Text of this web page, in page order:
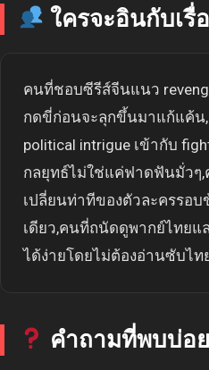
ใครจะอินกับเรื่
คนที่ชอบซีรีส์จีนแนว
กดขี่ก่อนจะลุกขึ้นมาแก้แค้น
political intrigue เข้ากับ
กลยุทธ์ไม่ใช่แค่ฟาดฟันมั่วๆ
เปลี่ยนท่าทีของตัวละครรอ
เดียว,คนที่ถนัดดูพากย์ไทยแล
ได้ง่ายโดยไม่ต้องอ่านซับไท
คำถามที่พบบ่อย